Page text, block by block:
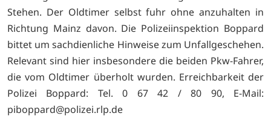
Stehen. Der Oldtimer selbst fuhr ohne anzuhalten in
Richtung Mainz davon. Die Polizeiinspektion Boppard
bittet um sachdienliche Hinweise zum Unfallgeschehen.
Relevant sind hier insbesondere die beiden Pkw-Fahrer,
die vom Oldtimer überholt wurden. Erreichbarkeit der
Polizei Boppard: Tel. 0 67 42 / 80 90, E-Mail:
piboppard@polizei.rlp.de